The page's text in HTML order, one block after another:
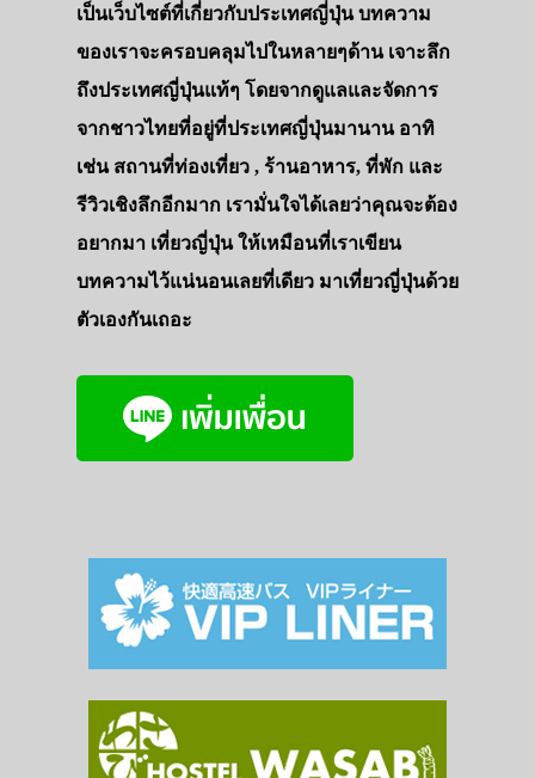
เป็นเว็บไซต์ที่เกี่ยวกับประเทศญี่ปุ่น บทความ
ของเราจะครอบคลุมไปในหลายๆด้าน เจาะลึก
ถึงประเทศญี่ปุ่นแท้ๆ โดยจากดูแลและจัดการ
จากชาวไทยที่อยู่ที่ประเทศญี่ปุ่นมานาน อาทิ
เช่น สถานที่ท่องเที่ยว , ร้านอาหาร, ที่พัก และ
รีวิวเชิงลึกอีกมาก เรามั่นใจได้เลยว่าคุณจะต้อง
อยากมา เที่ยวญี่ปุ่น ให้เหมือนที่เราเขียน
บทความไว้แน่นอนเลยที่เดียว มาเที่ยวญี่ปุ่นด้วย
ตัวเองกันเถอะ